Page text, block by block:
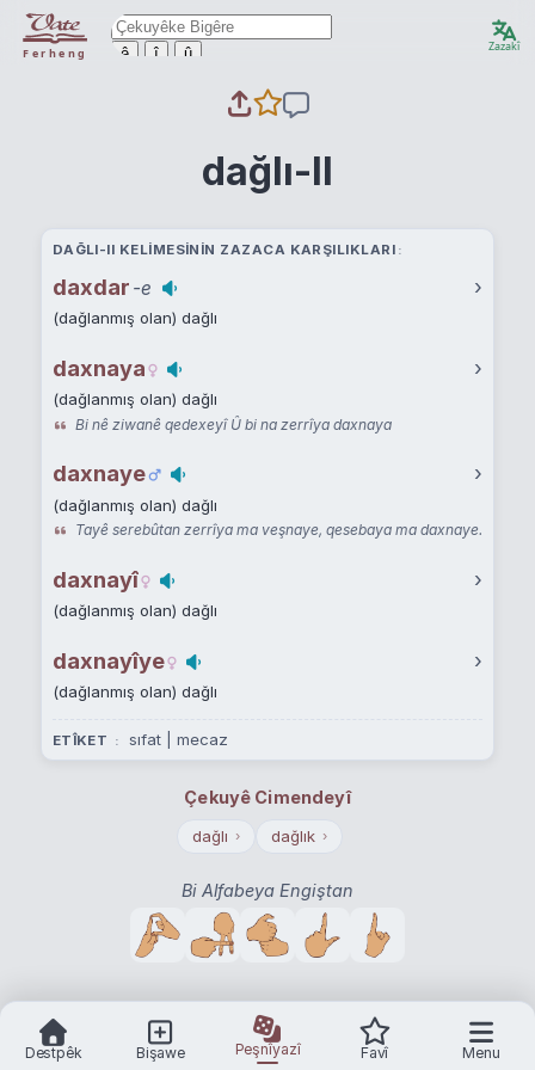
Ferheng ê î û Zazakî
dağlı-II
DAĞLI-II KELIMESININ ZAZACA KARŞILIKLARI
daxdar -e ›
(dağlanmış olan) dağlı
daxnaya ›
(dağlanmış olan) dağlı
Bi nê ziwanê qedexeyî Û bi na zerrîya daxnaya
daxnaye ›
(dağlanmış olan) dağlı
Tayê serebûtan zerrîya ma veşnaye, qesebaya ma daxnaye.
daxnayî ›
(dağlanmış olan) dağlı
daxnayîye ›
(dağlanmış olan) dağlı
ETÎKET sıfat | mecaz
Çekuyê Cimendeyî
dağlı › dağlık ›
Bi Alfabeya Engiştan
Destpêk Bişawe Peşnîyazî Favî Menu